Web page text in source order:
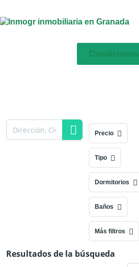
Contáctanos
Precio
Tipo
Dormitorios
Baños
Más filtros
Resultados de la búsqueda